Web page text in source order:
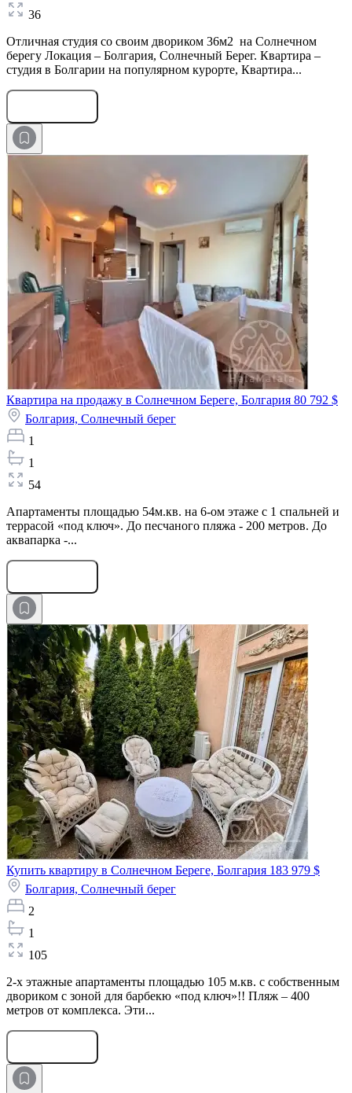
36
Отличная студия со своим двориком 36м2 на Солнечном
берегу Локация – Болгария, Солнечный Берег. Квартира –
студия в Болгарии на популярном курорте, Квартира...
Квартира на продажу в Солнечном Береге, Болгария 80 792 $
Болгария, Солнечный берег
1
1
54
Апартаменты площадью 54м.кв. на 6-ом этаже с 1 спальней и
террасой «под ключ». До песчаного пляжа - 200 метров. До
аквапарка -...
Купить квартиру в Солнечном Береге, Болгария 183 979 $
Болгария, Солнечный берег
2
1
105
2-х этажные апартаменты площадью 105 м.кв. с собственным
двориком с зоной для барбекю «под ключ»!! Пляж – 400
метров от комплекса. Эти...